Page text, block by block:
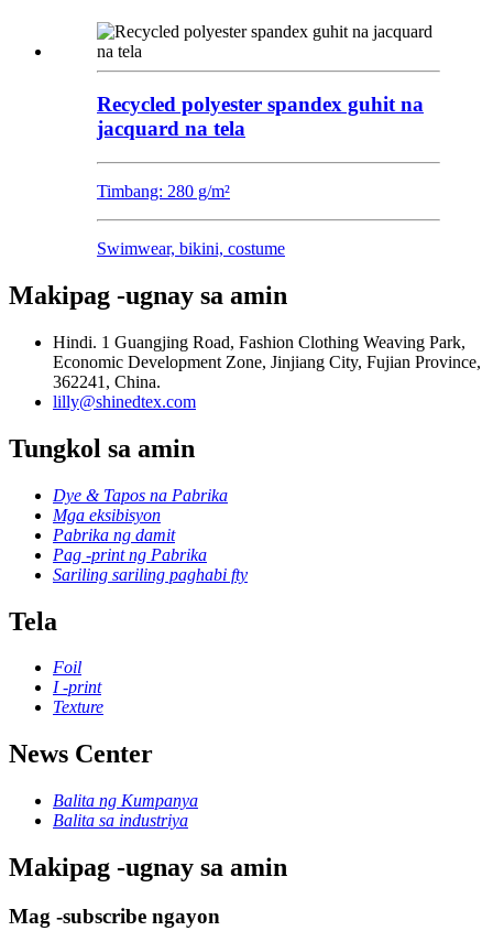
Recycled polyester spandex guhit na
jacquard na tela
Timbang: 280 g/m²
Swimwear, bikini, costume
Makipag -ugnay sa amin
Hindi. 1 Guangjing Road, Fashion Clothing Weaving Park,
Economic Development Zone, Jinjiang City, Fujian Province,
362241, China.
lilly@shinedtex.com
Tungkol sa amin
Dye & Tapos na Pabrika
Mga eksibisyon
Pabrika ng damit
Pag -print ng Pabrika
Sariling sariling paghabi fty
Tela
Foil
I -print
Texture
News Center
Balita ng Kumpanya
Balita sa industriya
Makipag -ugnay sa amin
Mag -subscribe ngayon